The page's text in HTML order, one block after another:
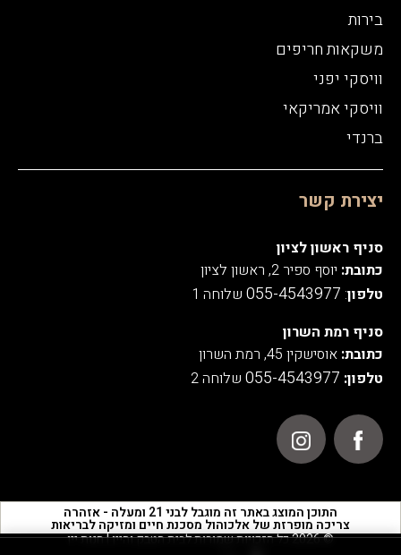
התוכן המוצג באתר זה מוגבל לבני 21 ומעלה - אזהרה
צריכה מופרזת של אלכוהול מסכנת חיים ומזיקה לבריאות
בירות
משקאות חריפים
וויסקי יפני
וויסקי אמריקאי
ברנדי
יצירת קשר
סניף ראשון לציון
כתובת: יוסף ספיר 2, ראשון לציון
טלפון:
055-4543977 שלוחה 1
סניף רמת השרון
כתובת: אוסישקין 45, רמת השרון
טלפון: 055-4543977 שלוחה 2
© 2026 כל הזכויות שמורות לבית הטבק והיין | חנות יין